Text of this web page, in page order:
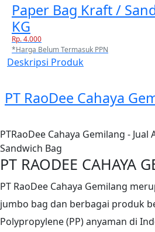
Paper Bag Kraft /
KG
Rp. 4.000
*Harga Belum Termasuk PPN
Deskripsi Produk
PT RaoDee Cahaya
PTRaoDee Cahaya Gemilang - Jual
Sandwich Bag
PT RAODEE CAHAYA
PT RaoDee Cahaya Gemilang
jumbo bag dan berbagai produk
Polypropylene (PP) anyaman di